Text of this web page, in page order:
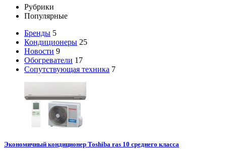
Рубрики
Популярные
Бренды 5
Кондиционеры 25
Новости 9
Обогреватели 17
Сопутствующая техника 7
Экономичный кондиционер Toshiba ras 10 среднего класса